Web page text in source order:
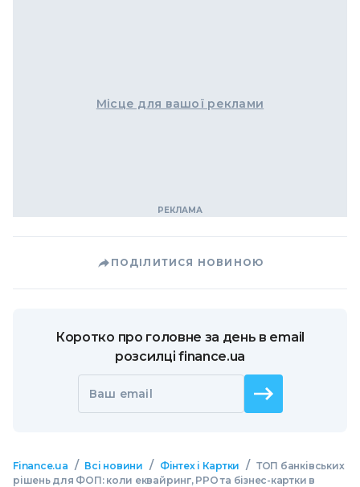
Місце для вашої реклами
ПОДІЛИТИСЯ НОВИНОЮ
Коротко про головне за день в email
розсилці finance.ua
Ваш email
Finance.ua / Всі новини / Фінтех і Картки / ТОП банківських
рішень для ФОП: коли еквайринг, РРО та бізнес-картки в